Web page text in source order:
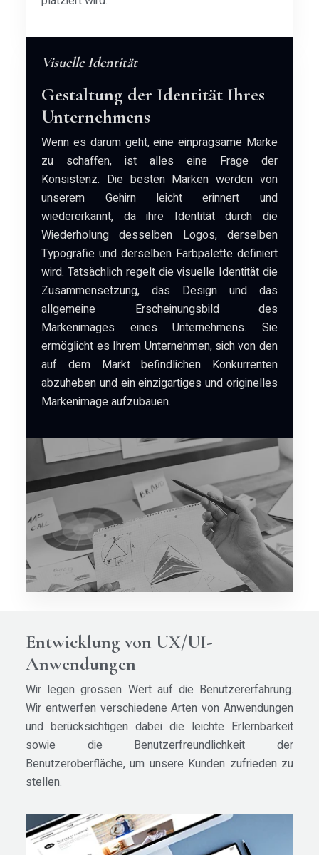
Visuelle Identität
Gestaltung der Identität Ihres
Unternehmens
Wenn es darum geht, eine einprägsame Marke
zu schaffen, ist alles eine Frage der
Konsistenz. Die besten Marken werden von
unserem Gehirn leicht erinnert und
wiedererkannt, da ihre Identität durch die
Wiederholung desselben Logos, derselben
Typografie und derselben Farbpalette definiert
wird. Tatsächlich regelt die visuelle Identität die
Zusammensetzung, das Design und das
allgemeine Erscheinungsbild des
Markenimages eines Unternehmens. Sie
ermöglicht es Ihrem Unternehmen, sich von den
auf dem Markt befindlichen Konkurrenten
abzuheben und ein einzigartiges und originelles
Markenimage aufzubauen.
Entwicklung von UX/UI-
Anwendungen
Wir legen grossen Wert auf die Benutzererfahrung.
Wir entwerfen verschiedene Arten von Anwendungen
und berücksichtigen dabei die leichte Erlernbarkeit
sowie die Benutzerfreundlichkeit der
Benutzeroberfläche, um unsere Kunden zufrieden zu
stellen.